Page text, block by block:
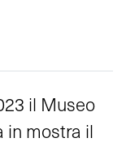
il Museo
in mostra il